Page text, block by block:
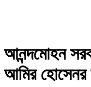
আনন্দমোহন
আমির হোসেনর